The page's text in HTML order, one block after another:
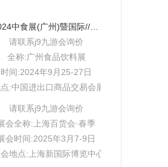
2024中食展(广州)暨国际//食品食材展
请联系j9九游会询价
全称:广州食品饮料展
时间:2024年9月25-27日
:中国进出口商品交易会展馆b区
请联系j9九游会询价
会全称:上海百货会·春季
会时间:2025年3月7-9日
地点:上海新国际博览中心w1-w5